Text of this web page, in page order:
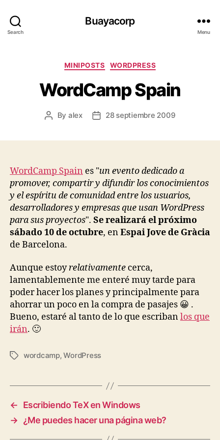
Search
Buayacorp
Menu
Categories
MINIPOSTS WORDPRESS
WordCamp Spain
Post
By alex
Post28 septiembre 2009
WordCamp Spain es "un evento dedicado a
promover, compartir y difundir los conocimientos
y el espíritu de comunidad entre los usuarios,
desarrolladores y empresas que usan WordPress
para sus proyectos". Se realizará el próximo
sábado 10 de octubre, enEspai Jove de Gràcia
de Barcelona.
Aunque estoyrelativamente cerca,
lamentablemente me enteré muy tarde para
poder hacer los planes y principalmente para
ahorrar un poco en la compra de pasajes 😀 .
Bueno, estaré al tanto de lo que escribanlos que
irán. 🙂
Tagswordcamp,WordPress
←
Escribiendo TeX en Windows
→ ¿Me puedes hacer una página web?